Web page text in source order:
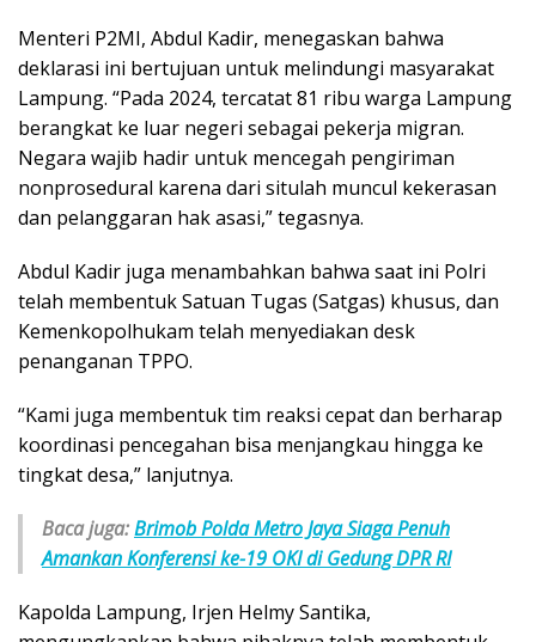
Menteri P2MI, Abdul Kadir, menegaskan bahwa
deklarasi ini bertujuan untuk melindungi masyarakat
Lampung. “Pada 2024, tercatat 81 ribu warga Lampung
berangkat ke luar negeri sebagai pekerja migran.
Negara wajib hadir untuk mencegah pengiriman
nonprosedural karena dari situlah muncul kekerasan
dan pelanggaran hak asasi,” tegasnya.
Abdul Kadir juga menambahkan bahwa saat ini Polri
telah membentuk Satuan Tugas (Satgas) khusus, dan
Kemenkopolhukam telah menyediakan desk
penanganan TPPO.
“Kami juga membentuk tim reaksi cepat dan berharap
koordinasi pencegahan bisa menjangkau hingga ke
tingkat desa,” lanjutnya.
Baca juga:Brimob Polda Metro Jaya Siaga Penuh
Amankan Konferensi ke-19 OKI di Gedung DPR RI
Kapolda Lampung, Irjen Helmy Santika,